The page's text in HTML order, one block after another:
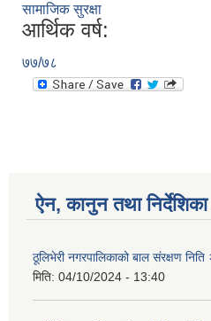
सामाजिक सुरक्षा
आर्थिक वर्ष:
७७/७८
ऐन, कानुन तथा निर्देशिका
ठूलिभेरी नगरपालिकाको बाल संरक्षण
मिति: 04/10/2024 - 13:40